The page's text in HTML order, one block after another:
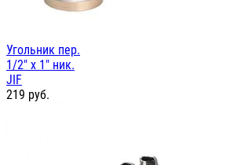
Угольник пер.
1/2" х 1" ник.
JIF
219 руб.